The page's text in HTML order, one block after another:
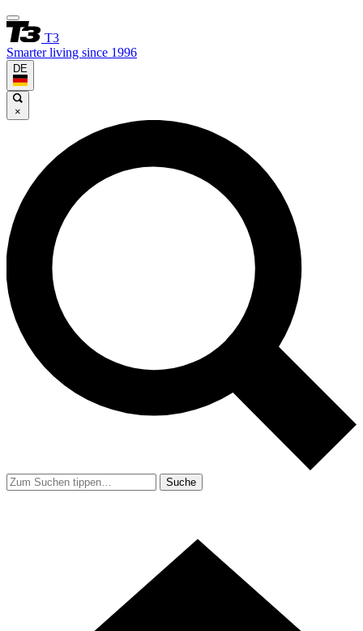
T3
Smarter living since 1996
DE
×
Suche